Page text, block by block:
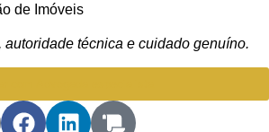
de Imóveis
, autoridade técnica e cuidado genuíno.